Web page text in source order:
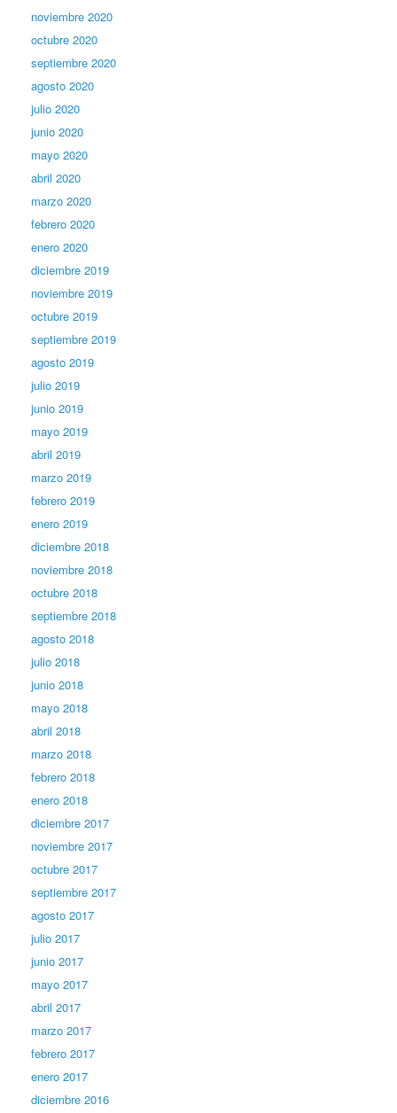
noviembre 2020
octubre 2020
septiembre 2020
agosto 2020
julio 2020
junio 2020
mayo 2020
abril 2020
marzo 2020
febrero 2020
enero 2020
diciembre 2019
noviembre 2019
octubre 2019
septiembre 2019
agosto 2019
julio 2019
junio 2019
mayo 2019
abril 2019
marzo 2019
febrero 2019
enero 2019
diciembre 2018
noviembre 2018
octubre 2018
septiembre 2018
agosto 2018
julio 2018
junio 2018
mayo 2018
abril 2018
marzo 2018
febrero 2018
enero 2018
diciembre 2017
noviembre 2017
octubre 2017
septiembre 2017
agosto 2017
julio 2017
junio 2017
mayo 2017
abril 2017
marzo 2017
febrero 2017
enero 2017
diciembre 2016